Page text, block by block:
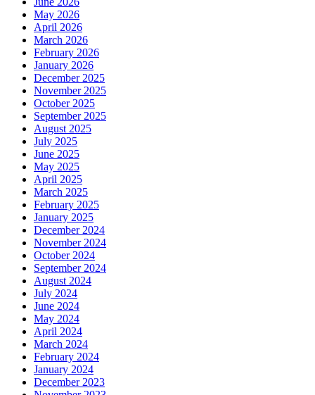
May 2026
April 2026
March 2026
February 2026
January 2026
December 2025
November 2025
October 2025
September 2025
August 2025
July 2025
June 2025
May 2025
April 2025
March 2025
February 2025
January 2025
December 2024
November 2024
October 2024
September 2024
August 2024
July 2024
June 2024
May 2024
April 2024
March 2024
February 2024
January 2024
December 2023